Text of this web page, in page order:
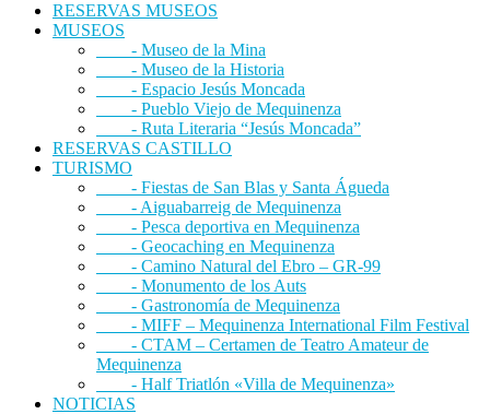
RESERVAS MUSEOS
MUSEOS
- Museo de la Mina
- Museo de la Historia
- Espacio Jesús Moncada
- Pueblo Viejo de Mequinenza
- Ruta Literaria “Jesús Moncada”
RESERVAS CASTILLO
TURISMO
- Fiestas de San Blas y Santa Águeda
- Aiguabarreig de Mequinenza
- Pesca deportiva en Mequinenza
- Geocaching en Mequinenza
- Camino Natural del Ebro – GR-99
- Monumento de los Auts
- Gastronomía de Mequinenza
- MIFF – Mequinenza International Film Festival
- CTAM – Certamen de Teatro Amateur de
Mequinenza
- Half Triatlón «Villa de Mequinenza»
NOTICIAS